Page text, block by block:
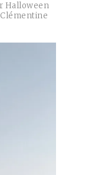
Halloween